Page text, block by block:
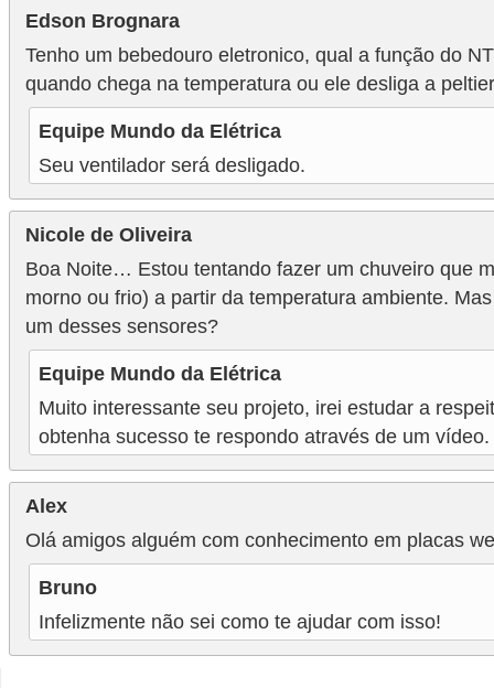
Edson Brognara
Tenho um bebedouro eletronico, qual a função do
quando chega na temperatura ou ele desliga a
Equipe Mundo da Elétrica
Seu ventilador será desligado.
Nicole de Oliveira
Boa Noite… Estou tentando fazer um chuveiro que
morno ou frio) a partir da temperatura ambiente.
um desses sensores?
Equipe Mundo da Elétrica
Muito interessante seu projeto, irei estudar a
obtenha sucesso te respondo através de um vídeo.
Alex
Olá amigos alguém com conhecimento em placas
Bruno
Infelizmente não sei como te ajudar com isso!